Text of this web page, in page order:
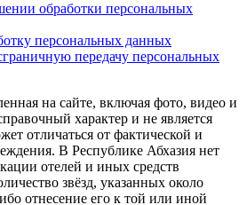
обработки персональных
персональных данных
передачу персональных
на сайте, включая фото, видео и
характер и не является
отличаться от фактической и
В Республике Абхазия нет
отелей и иных средств
звёзд, указанных около
отнесение его к той или иной